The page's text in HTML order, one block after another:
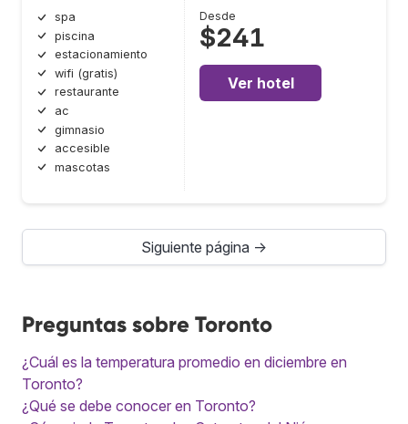
spa
piscina
estacionamiento
wifi (gratis)
restaurante
ac
gimnasio
accesible
mascotas
Desde
$241
Ver hotel
Siguiente página →
Preguntas sobre Toronto
¿Cuál es la temperatura promedio en diciembre en
Toronto?
¿Qué se debe conocer en Toronto?